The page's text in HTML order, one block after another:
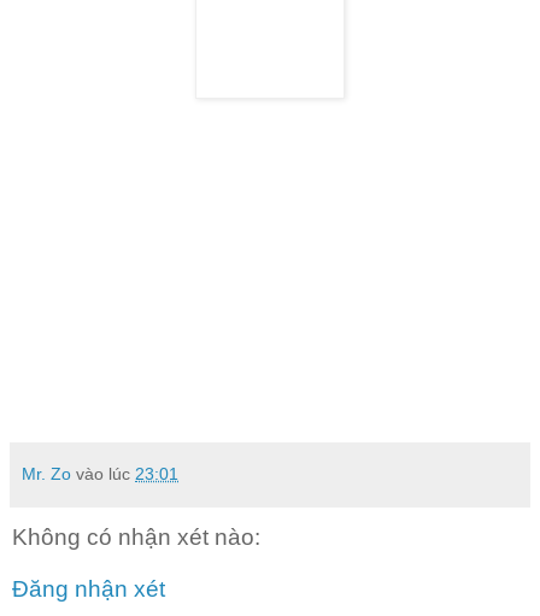
Mr. Zo vào lúc 23:01
Không có nhận xét nào:
Đăng nhận xét